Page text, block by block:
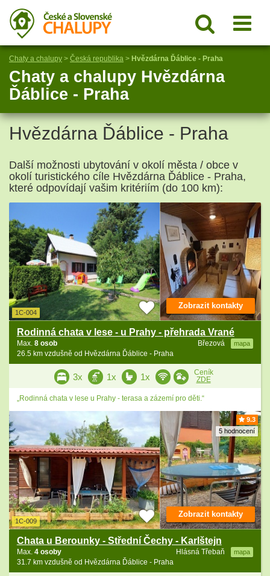
Chaty a chalupy > Česká republika > Hvězdárna Ďáblice - Praha
Chaty a chalupy Hvězdárna
Ďáblice - Praha
Hvězdárna Ďáblice - Praha
Další možnosti ubytování v okolí města / obce v
okolí turistického cíle Hvězdárna Ďáblice - Praha,
které odpovídají vašim kritériím (do 100 km):
1C-004
Rodinná chata v lese - u Prahy - přehrada Vrané
Březová mapa
Max. 8 osob
26.5 km vzdušně od Hvězdárna Ďáblice - Praha
Zobrazit kontakty
3x 1x 1x
Ceník
ZDE
„Rodinná chata v lese u Prahy - terasa a zázemí pro děti.“
9.3
5 hodnocení
1C-009
Chata u Berounky - Střední Čechy - Karlštejn
Hlásná Třebaň mapa
Max. 4 osoby
31.7 km vzdušně od Hvězdárna Ďáblice - Praha
Zobrazit kontakty